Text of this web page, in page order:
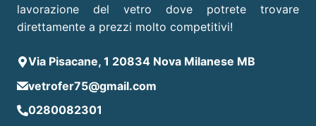
lavorazione del vetro dove potrete trovare
direttamente a prezzi molto competitivi!
Via Pisacane, 1 20834 Nova Milanese MB
vetrofer75@gmail.com
0280082301